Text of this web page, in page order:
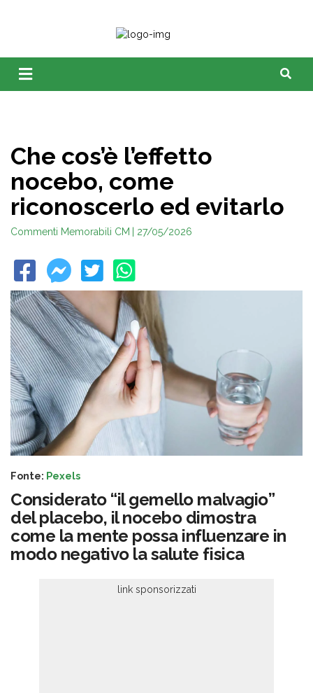
Che cos’è l’effetto
nocebo, come
riconoscerlo ed evitarlo
Commenti Memorabili CM | 27/05/2026
Fonte: Pexels
Considerato “il gemello malvagio”
del placebo, il nocebo dimostra
come la mente possa influenzare in
modo negativo la salute fisica